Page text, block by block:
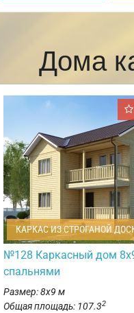
Дома
КАРКАС ИЗ СТРОГАНОЙ
№128 Каркасный дом
спальнями
Размер: 8х9 м
Общая площадь: 107.32